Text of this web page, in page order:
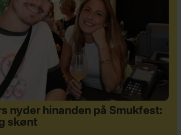
nyder hinanden på Smukfest:
skønt